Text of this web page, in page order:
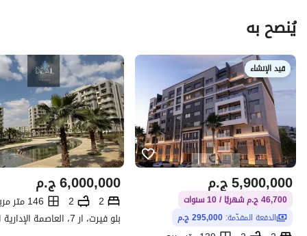
يُنصح به
قيد الإنشاء
ج.م5,900,000
46,700 ج.م شهريًا / 10 سنوات
الدفعة المقدّمة: 295,000 ج.م
ج.م6,000,000
2
2 146 متر مربع